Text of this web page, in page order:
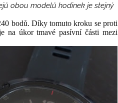
obou modelů hodinek je stejný
bodů. Díky tomuto kroku se proti
na úkor tmavé pasívní části mezi